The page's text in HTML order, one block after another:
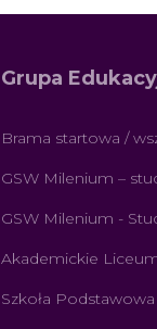
Grupa
Brama startowa /
GSW Milenium –
GSW Milenium -
Akademickie
Szkoła